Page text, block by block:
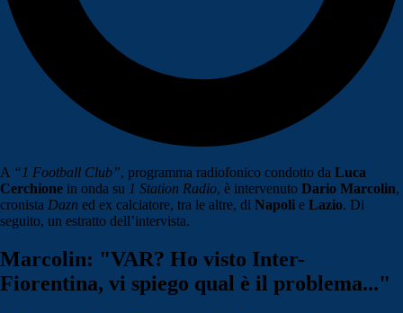
A “1 Football Club”, programma radiofonico condotto da Luca
Cerchione in onda su 1 Station Radio, è intervenuto Dario Marcolin,
cronista Dazn ed ex calciatore, tra le altre, di Napoli e Lazio. Di
seguito, un estratto dell’intervista.
Marcolin: "VAR? Ho visto Inter-
Fiorentina, vi spiego qual è il problema..."